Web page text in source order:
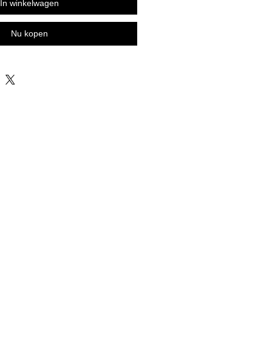
In winkelwagen
Nu kopen